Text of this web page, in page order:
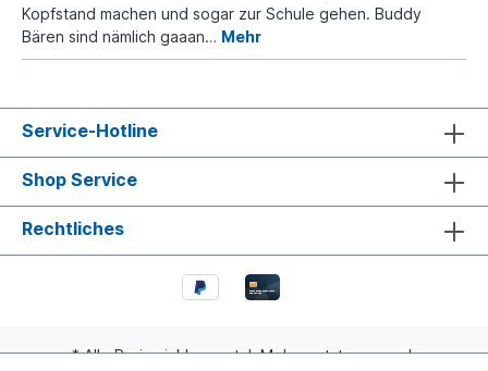
Kopfstand machen und sogar zur Schule gehen. Buddy
Bären sind nämlich gaaan… Mehr
Service-Hotline
Shop Service
Rechtliches
* Alle Preise inkl. gesetzl. Mehrwertsteuer zzgl.